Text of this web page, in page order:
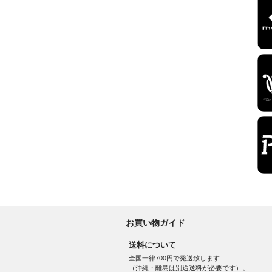
お買い物ガイド
送料について
全国一律700円で発送致します
（沖縄・離島は別途送料が必要です）。